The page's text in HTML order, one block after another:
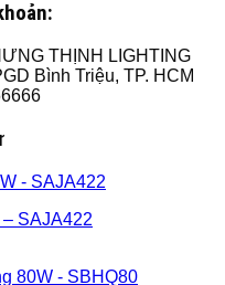
THỊNH LIGHTING
Bình Triệu, TP. HCM
SAJA422